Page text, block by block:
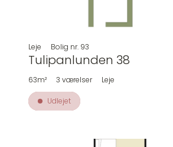
Leje Bolig nr. 93
Tulipanlunden 38
63m² 3 værelser Leje
Udlejet